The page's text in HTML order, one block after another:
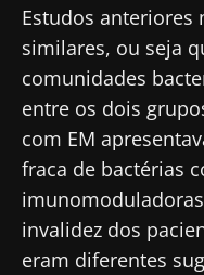
Estudos anteriores
similares, ou seja
comunidades
entre os dois
com EM
fraca de bactérias
invalidez dos
eram diferentes